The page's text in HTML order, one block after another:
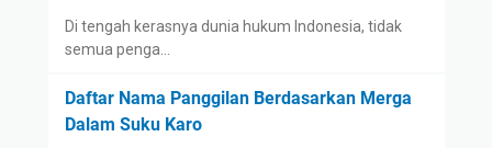
Di tengah kerasnya dunia hukum Indonesia, tidak
semua penga…
Daftar Nama Panggilan Berdasarkan Merga
Dalam Suku Karo